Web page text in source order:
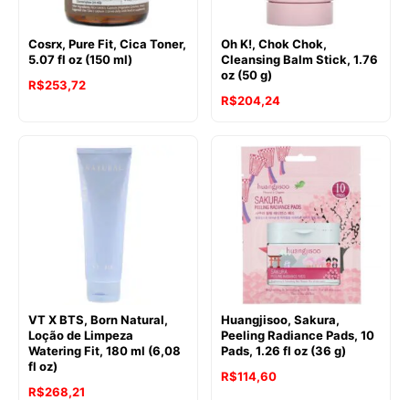
Cosrx, Pure Fit, Cica Toner,
5.07 fl oz (150 ml)
R$253,72
Oh K!, Chok Chok,
Cleansing Balm Stick, 1.76
oz (50 g)
R$204,24
VT X BTS, Born Natural,
Loção de Limpeza
Watering Fit, 180 ml (6,08
fl oz)
R$268,21
Huangjisoo, Sakura,
Peeling Radiance Pads, 10
Pads, 1.26 fl oz (36 g)
R$114,60